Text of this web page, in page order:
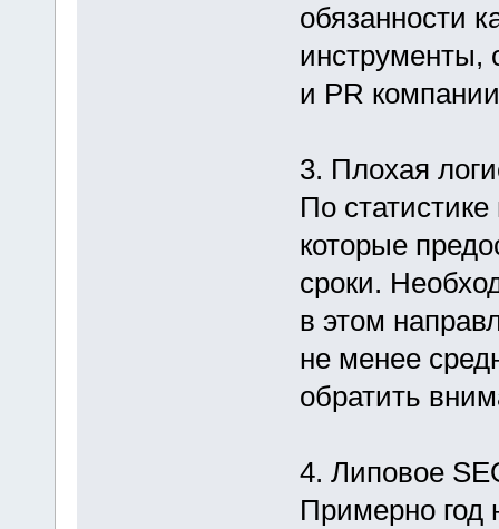
обязанности
инструменты,
и PR
3. Плохая
По
которые
сроки.
в этом
не менее
обратить
4. Липовое
Примерно год